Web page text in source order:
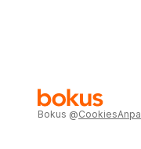
Bokus @Cookies